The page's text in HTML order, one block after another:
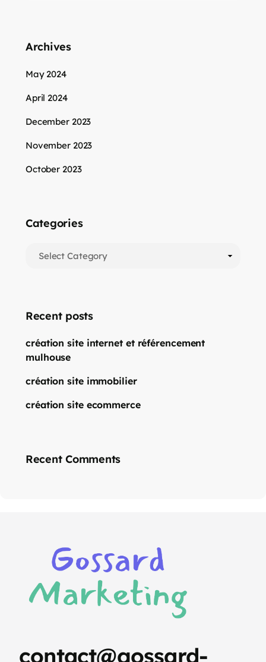
Archives
May 2024
April 2024
December 2023
November 2023
October 2023
Categories
Recent posts
création site internet et référencement
mulhouse
création site immobilier
création site ecommerce
Recent Comments
contact@gossard-